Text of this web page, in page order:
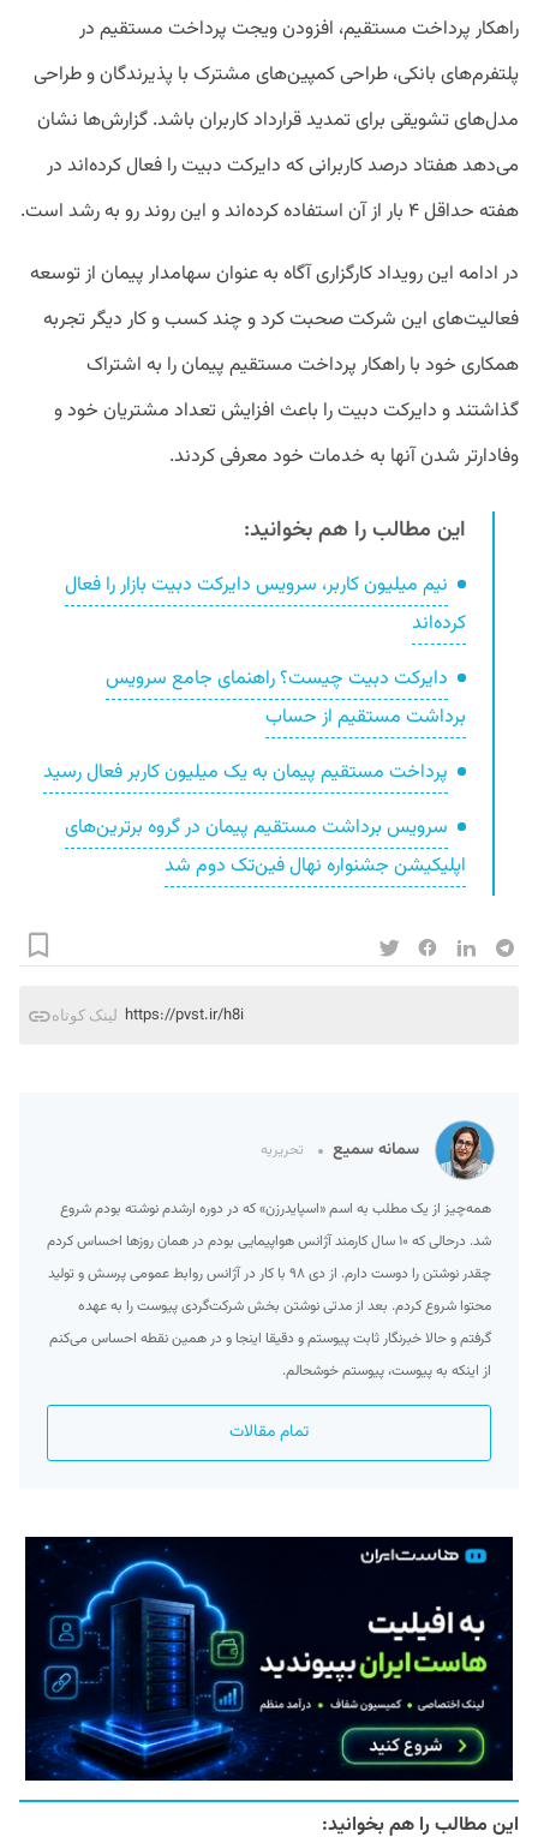
راهکار پرداخت مستقیم، افزودن ویجت پرداخت مستقیم در
پلتفرم‌های بانکی، طراحی کمپین‌های مشترک با پذیرندگان و طراحی
مدل‌های تشویقی برای تمدید قرارداد کاربران باشد. گزارش‌ها نشان
می‌دهد هفتاد درصد کاربرانی که دایرکت دبیت را فعال کرده‌اند در
هفته حداقل ۴ بار از آن استفاده کرده‌اند و این روند رو به رشد است.
در ادامه این رویداد کارگزاری آگاه به عنوان سهامدار پیمان از توسعه
فعالیت‌های این شرکت صحبت کرد و چند کسب و کار دیگر تجربه
همکاری خود با راهکار پرداخت مستقیم پیمان را به اشتراک
گذاشتند و دایرکت دبیت را باعث افزایش تعداد مشتریان خود و
وفادارتر شدن آنها به خدمات خود معرفی کردند.
این مطالب را هم بخوانید:
نیم میلیون کاربر، سرویس دایرکت دبیت بازار را فعال
کرده‌اند
دایرکت‌ دبیت چیست؟ راهنمای جامع سرویس
برداشت مستقیم از حساب
پرداخت مستقیم پیمان به یک میلیون کاربر فعال رسید
سرویس برداشت مستقیم پیمان در گروه برترین‌های
اپلیکیشن جشنواره نهال فین‌تک دوم شد
لینک کوتاه https://pvst.ir/h8i
سمانه سمیع تحریریه
همه‌چیز از یک مطلب به اسم «اسپایدرزن» که در دوره ارشدم نوشته بودم شروع
شد. درحالی که ۱۰ سال کارمند آژانس هواپیمایی بودم در همان روزها احساس کردم
چقدر نوشتن را دوست دارم. از دی ۹۸ با کار در آژانس روابط عمومی پرسش و تولید
محتوا شروع کردم. بعد از مدتی نوشتن بخش شرکت‌گردی پیوست را به عهده
گرفتم و حالا خبرنگار ثابت پیوستم و دقیقا اینجا و در همین نقطه احساس می‌کنم
از اینکه به پیوست، پیوستم خوشحالم.
تمام مقالات
این مطالب را هم بخوانید: